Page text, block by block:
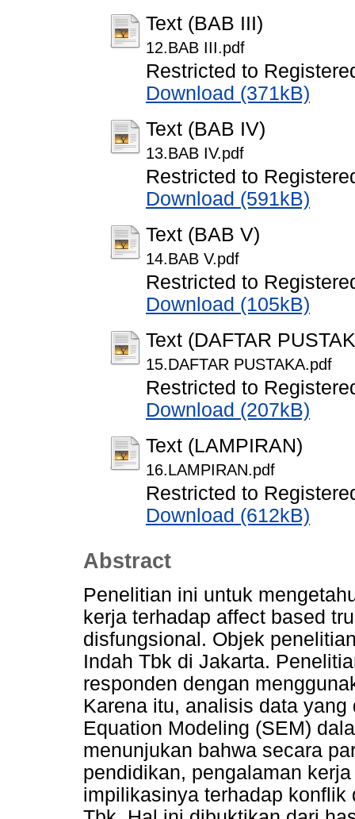
Text (BAB III)
12.BAB III.pdf
Restricted to
Download (371kB)
Text (BAB IV)
13.BAB IV.pdf
Restricted to
Download (591kB)
Text (BAB V)
14.BAB V.pdf
Restricted to
Download (105kB)
Text (DAFTAR
15.DAFTAR PUSTAKA.pdf
Restricted to
Download (207kB)
Text (LAMPIRAN)
16.LAMPIRAN.pdf
Restricted to
Download (612kB)
Abstract
Penelitian ini untuk
kerja terhadap affect based
disfungsional. Objek
Indah Tbk di Jakarta.
responden dengan
Karena itu, analisis data
Equation Modeling (SEM)
menunjukan bahwa secara
pendidikan, pengalaman
impilikasinya terhadap konflik